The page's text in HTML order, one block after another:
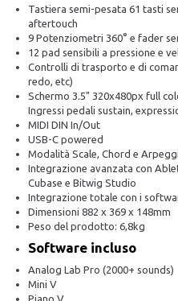
Tastiera semi-pesata 61 tasti
aftertouch
9 Potenziometri 360° e fader
12 pad sensibili a pressione e
Controlli di trasporto e di
redo, etc)
Schermo 3.5" 320x480px full
Ingressi pedali sustain,
MIDI DIN In/Out
USB-C powered
Modalità Scale, Chord e
Integrazione avanzata con
Cubase e Bitwig Studio
Integrazione totale con i
Dimensioni 882 x 369 x 148mm
Peso del prodotto: 6,8kg
Software incluso
Analog Lab Pro (2000+ sounds)
Mini V